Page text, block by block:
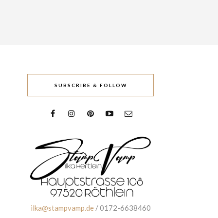
SUBSCRIBE & FOLLOW
ilka@stampvamp.de/ 0172-6638460